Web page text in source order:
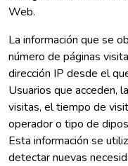
Web.
La información que se
número de páginas
dirección IP desde el
Usuarios que acceden,
visitas, el tiempo de
operador o tipo de
Esta información se
detectar nuevas